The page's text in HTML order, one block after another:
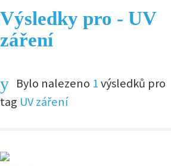
Výsledky pro - UV
záření
Bylo nalezeno 1výsledků pro
tag UV záření